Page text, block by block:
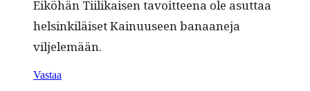
Eiköhän Tiilikaisen tavoit­teena ole asut­taa
helsinkiläiset Kain­u­useen banaane­ja
viljelemään.
Vastaa